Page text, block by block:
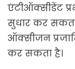
एंटीऑक्सीडेंट
सुधार कर सकता
ऑक्सीजन
कर सकता है।